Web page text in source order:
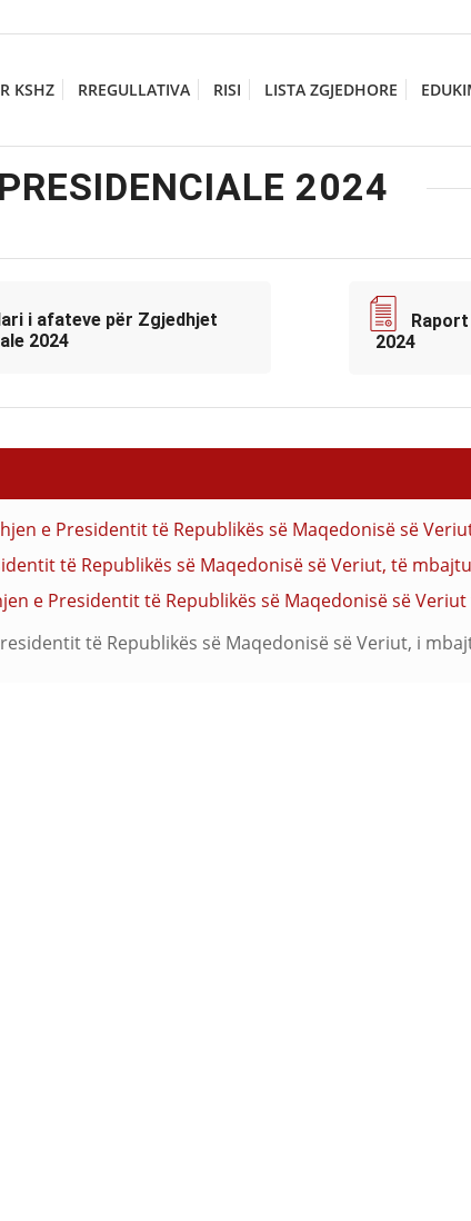
KSHZ RREGULLATIVA RISI LISTA ZGJEDHORE
2024
i afateve për Zgjedhjet
2024
2024
e Presidentit të Republikës së Maqedonisë së
të Republikës së Maqedonisë së Veriut, të
e Presidentit të Republikës së Maqedonisë së
të Republikës së Maqedonisë së Veriut, i